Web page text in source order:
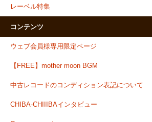
レーベル特集
コンテンツ
ウェブ会員様専用限定ページ
【FREE】mother moon BGM
中古レコードのコンディション表記について
CHIBA-CHIIIBAインタビュー